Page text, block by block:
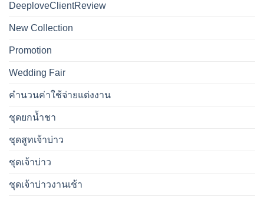
DeeploveClientReview
New Collection
Promotion
Wedding Fair
คำนวนค่าใช้จ่ายแต่งงาน
ชุดยกน้ำชา
ชุดสูทเจ้าบ่าว
ชุดเจ้าบ่าว
ชุดเจ้าบ่าวงานเช้า